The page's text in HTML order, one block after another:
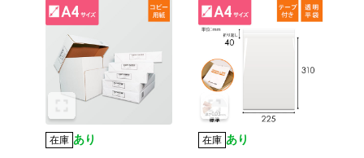
在庫 あり
在庫 あり